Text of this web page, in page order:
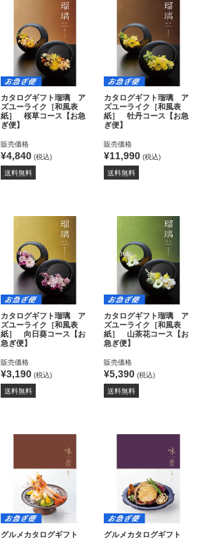
カタログギフト瑠璃 ア
ズユーライク［和風表
紙］ 桜草コース【お急
ぎ便】
販売価格
¥4,840(税込)
送料無料
カタログギフト瑠璃 ア
ズユーライク［和風表
紙］ 牡丹コース【お急
ぎ便】
販売価格
¥11,990 (税込)
送料無料
カタログギフト瑠璃 ア
ズユーライク［和風表
紙］ 向日葵コース【お
急ぎ便】
販売価格
¥3,190(税込)
送料無料
カタログギフト瑠璃 ア
ズユーライク［和風表
紙］ 山茶花コース【お
急ぎ便】
販売価格
¥5,390 (税込)
送料無料
グルメカタログギフト
グルメカタログギフト